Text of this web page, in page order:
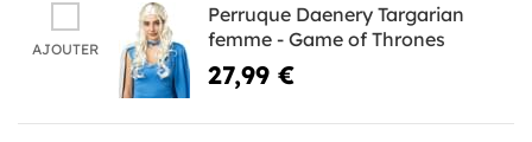
AJOUTER
Perruque Daenery Targarian
femme - Game of Thrones
27,99 €